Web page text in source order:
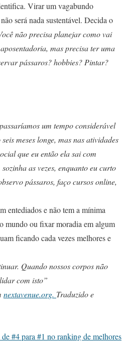
Virar um vagabundo
será nada sustentável. Decida o
não precisa planejar como vai
mas precisa ter uma
pássaros? hobbies? Pintar?
um tempo considerável
meses longe, mas nas atividades
que eu então ela sai com
as vezes, enquanto eu curto
pássaros, faço cursos online,
entediados e não tem a mínima
mundo ou fixar moradia em algum
ficando cada vezes melhores e
Quando nossos corpos não
com isto”
nextavenue.org. Traduzido e
#4 para #1 no ranking de melhores